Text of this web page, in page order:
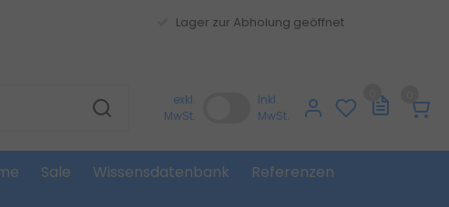
Lager zur Abholung geöffnet
exkl.
MwSt.
Inkl.
MwSt.
Sale Wissensdatenbank Referenzen